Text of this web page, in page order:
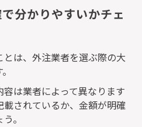
分かりやすいかチェ
は、外注業者を選ぶ際の大
は業者によって異なります
されているか、金額が明確
。